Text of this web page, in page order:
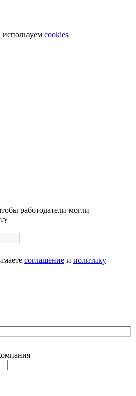
cookies
работодатели могли
соглашение и политику